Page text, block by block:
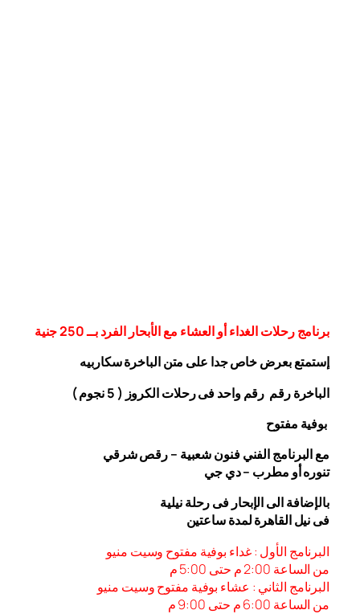
برنامج رحلات الغداء أو العشاء مع الأبحار الفرد بــ 250 جنية
إستمتع بعرض خاص جدا على متن الباخرةسكاربيه
الباخرة رقم رقم واحد فى رحلات الكروز ( 5 نجوم )
بوفية مفتوح
مع البرنامج الفني فنون شعبية – رقص شرقي
تنوره أو مطرب – دي جي
بالإضافة الى الإبحار فى رحلة نيلية
فى نيل القاهرة لمدة ساعتين
البرنامج الأول : غداء بوفية مفتوح وسيت منيو
من الساعة 2:00 م حتى 5:00 م
البرنامج الثاني : عشاء بوفية مفتوح وسيت منيو
من الساعة 6:00 م حتى 9:00 م